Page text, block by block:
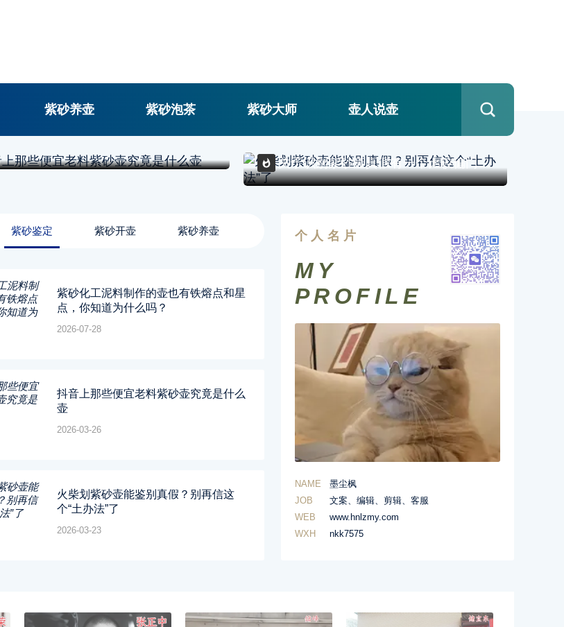
紫砂养壶 紫砂泡茶 紫砂大师 壶人说壶
鉴定
关于识别紫砂壶真假有一个比较偏门的说法：真紫砂壶能划着火柴，假紫砂壶却划不着，真的是这样吗？相信对此说法抱有
紫砂鉴定 紫砂开壶 紫砂养壶
紫砂化工泥料制作的壶也有铁熔点和星
点，你知道为什么吗？
2026-07-28
抖音上那些便宜老料紫砂壶究竟是什么
壶
2026-03-26
火柴划紫砂壶能鉴别真假？别再信这
个“土办法”了
2026-03-23
个人名片
MY
PROFILE
NAME
墨尘枫
JOB
文案、编辑、剪辑、客服
WEB
www.hnlzmy.com
WXH
nkk7575